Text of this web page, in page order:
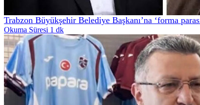
Trabzon Büyükşehir Belediye Başkanı’na ‘forma
Okuma Süresi 1 dk